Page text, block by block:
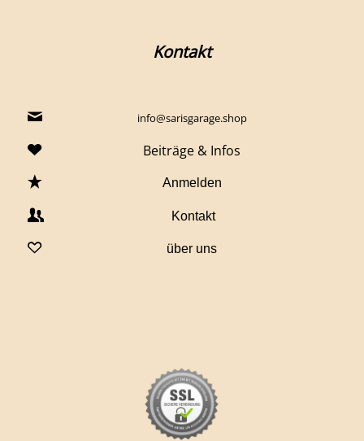
Kontakt
info@sarisgarage.shop
Beiträge & Infos
Anmelden
Kontakt
über uns